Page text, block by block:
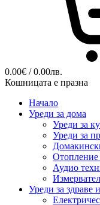
0.00€ / 0.00лв.
Кошницата е празна
Начало
Уреди за дома
Уреди за
Уреди за
Отопление
Аудио
Уреди за здраве